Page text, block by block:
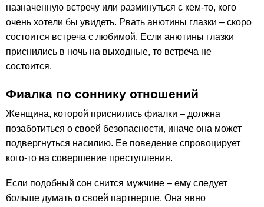
назначенную встречу или разминуться с кем-то, кого
очень хотели бы увидеть. Рвать анютины глазки – скоро
состоится встреча с любимой. Если анютины глазки
приснились в ночь на выходные, то встреча не
состоится.
Фиалка по соннику отношений
Женщина, которой приснились фиалки – должна
позаботиться о своей безопасности, иначе она может
подвергнуться насилию. Ее поведение спровоцирует
кого-то на совершение преступления.
Если подобный сон снится мужчине – ему следует
больше думать о своей партнерше. Она явно